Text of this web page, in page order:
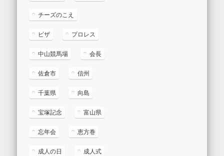
チーズのこえ
ピザ プロレス
中山競馬場 会長
佐倉市 信州
千葉県 向島
宝塚記念 富山県
忘年会 恵方巻
成人の日 成人式